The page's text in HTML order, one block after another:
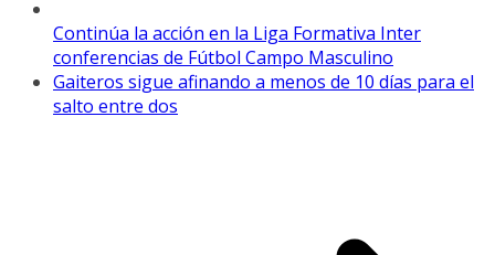
Continúa la acción en la Liga Formativa Inter
conferencias de Fútbol Campo Masculino
Gaiteros sigue afinando a menos de 10 días para el
salto entre dos